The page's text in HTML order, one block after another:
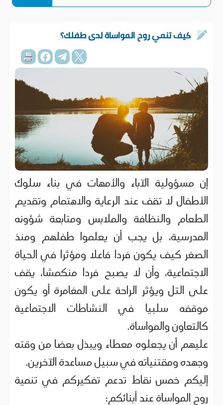
كيف تنمي روح المواساة لدى طفلك؟
إن مسؤولية الآباء والأمهات في بناء سلوك
الأطفال لا تقف عند الرعاية والاهتمام وتقديم
الطعام والنظافة والملابس ومتابعة شؤونه
المدرسية، بل يجب أن يعلموا طفلهم ومنذ
الصغر كيف يكون فردا فاعلا ومؤثرا في الحياة
الاجتماعية، وأن لا يصبح فردا منكمشا، يقف
على التل ويؤثر الراحة على المغامرة أو يكون
موقفه سلبيا في النشاطات الاجتماعية
كالتعاون والمواساة.
عليهم أن يجعلوه معطاء ويبذل بعضا من وقته
وجهده ومقتنياته في سبيل مساعدة الآخرين.
إليكم خمس نقاط تدعم تفكيركم في تنمية
روح المواساة عند أبنائكم: